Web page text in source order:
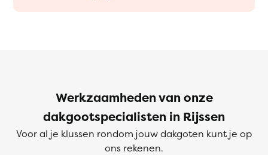
Werkzaamheden van onze
dakgootspecialisten in Rijssen
Voor al je klussen rondom jouw dakgoten kunt je op
ons rekenen.